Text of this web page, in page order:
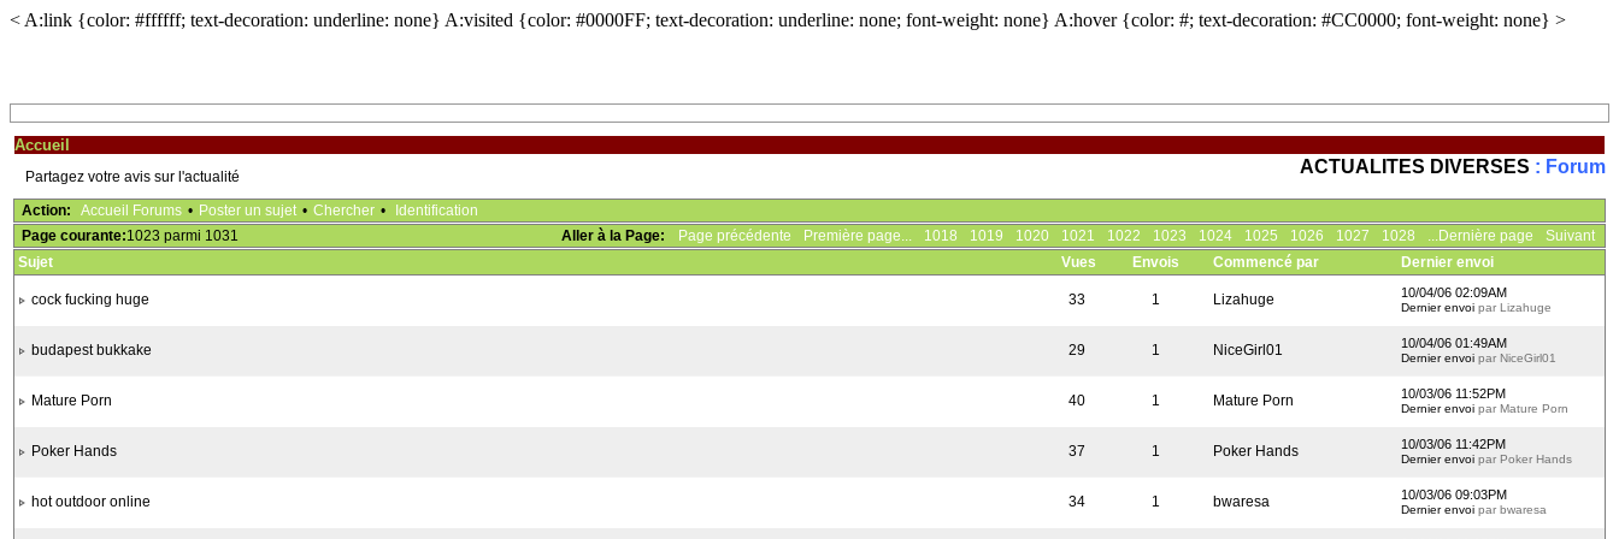
< A:link {color: #ffffff; text-decoration: underline: none} A:visited {color: #0000FF; text-decoration: underline: none; font-weight: none} A:hover {color: #; text-decoration: #CC0000; font-weight: none} >
Accueil
ACTUALITES DIVERSES : Forum
Partagez votre avis sur l'actualité
Action:
Accueil Forums • Poster un sujet • Chercher •
Identification
Aller à la Page:
Page précédente Première page... 1018 1019 1020 1021 1022 1023 1024 1025 1026 1027 1028 ...Dernière page Suivant
Page courante:1023 parmi 1031
Sujet
Vues Envois Commencé par Dernier envoi
cock fucking huge 33 1 Lizahuge 10/04/06 02:09AM
Dernier envoi par Lizahuge
budapest bukkake 29 1 NiceGirl01 10/04/06 01:49AM
Dernier envoi par NiceGirl01
Mature Porn 40 1 Mature Porn 10/03/06 11:52PM
Dernier envoi par Mature Porn
Poker Hands 37 1 Poker Hands 10/03/06 11:42PM
Dernier envoi par Poker Hands
hot outdoor online 34 1 bwaresa 10/03/06 09:03PM
Dernier envoi par bwaresa